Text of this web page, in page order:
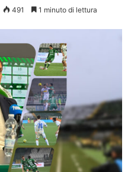
491 1 minuto di lettura